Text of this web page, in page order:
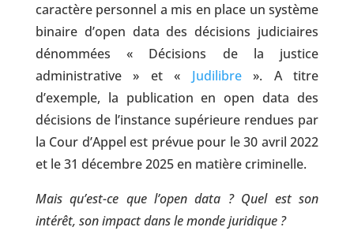
caractère personnel a mis en place un système
binaire d’open data des décisions judiciaires
dénommées « Décisions de la justice
administrative » et « Judilibre». A titre
d’exemple, la publication en open data des
décisions de l’instance supérieure rendues par
la Cour d’Appel est prévue pour le 30 avril 2022
et le 31 décembre 2025 en matière criminelle.
Mais qu’est-ce que l’open data ? Quel est son
intérêt, son impact dans le monde juridique ?